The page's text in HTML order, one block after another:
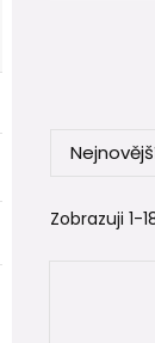
Možnost
IN-
Zobrazuji 1-